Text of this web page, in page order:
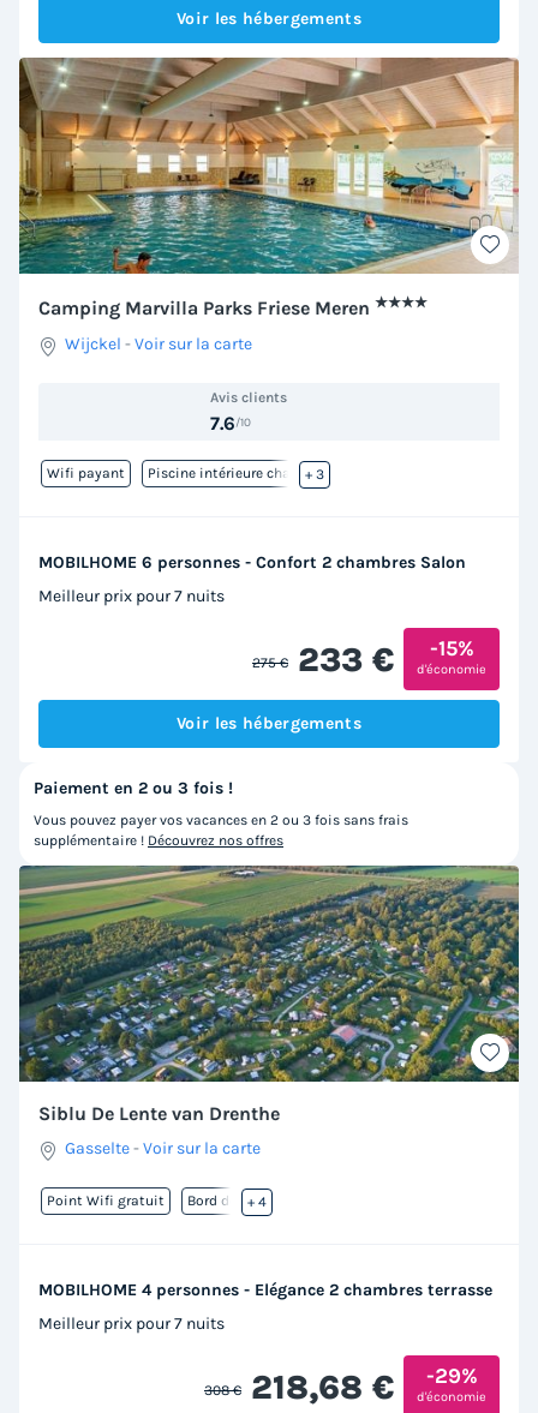
Voir les hébergements
Camping Marvilla Parks Friese Meren ★★★★
Wijckel -Voir sur la carte
Avis clients
7.6/10
Wifi payant Piscine intérieure chauffée
+ 3
MOBILHOME 6 personnes - Confort 2 chambres Salon
Meilleur prix pour 7 nuits
275 € 233 € -15%
d'économie
Voir les hébergements
Siblu De Lente van Drenthe
Gasselte-Voir sur la carte
Point Wifi gratuit Bord de mer
+ 4
MOBILHOME 4 personnes - Elégance 2 chambres terrasse
Meilleur prix pour 7 nuits
308 € 218,68 € -29%
d'économie
Paiement en 2 ou 3 fois !
Vous pouvez payer vos vacances en 2 ou 3 fois sans frais
supplémentaire ! Découvrez nos offres